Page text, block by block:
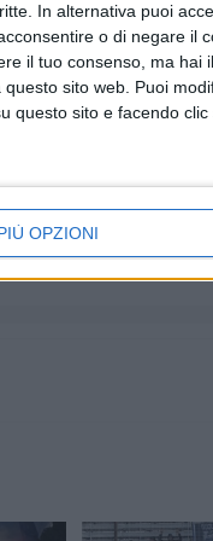
In alternativa puoi
o di negare il
il tuo consenso, ma
sito web. Puoi
questo sito e facendo
OPZIONI
e Bisceglie. Da
weekend è
al meglio, con il
dimostrazione di
come un'intera